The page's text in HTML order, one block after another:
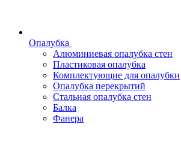
Опалубка
Алюминиевая опалубка стен
Пластиковая опалубка
Комплектующие для опалубки
Опалубка перекрытий
Стальная опалубка стен
Балка
Фанера